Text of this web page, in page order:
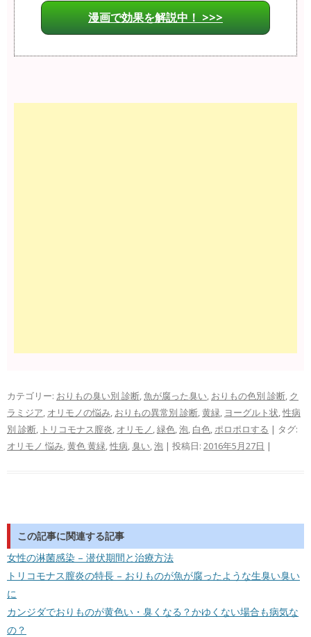
漫画で効果を解説中！ >>>
カテゴリー: おりもの臭い別 診断,魚が腐った臭い, おりもの色別 診断, ク
ラミジア, オリモノの悩み, おりもの異常別 診断,黄緑, ヨーグルト状,性病
別 診断, トリコモナス膣炎, オリモノ,緑色,泡, 白色,ポロポロする | タグ:
オリモノ 悩み,黄色 黄緑,性病,臭い,泡 | 投稿日: 2016年5月27日 |
この記事に関連する記事
女性の淋菌感染 – 潜伏期間と治療方法
トリコモナス膣炎の特長 – おりものが魚が腐ったような生臭い臭い
に
カンジダでおりものが黄色い・臭くなる？かゆくない場合も病気な
の？